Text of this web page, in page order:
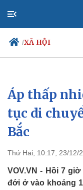
/XÃ HỘI
Chính trị
Tổ chức nhân sự
Quốc hội
Áp thấp
tục di
Bắc
Thứ Hai, 10:17, 23/12/
VOV.VN - Hồi 7
đới ở vào khoảng